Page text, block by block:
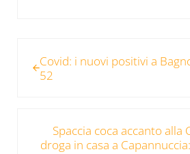
Covid: i nuovi positivi a
52
Spaccia coca accanto alla
droga in casa a